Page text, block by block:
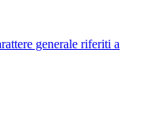
generale riferiti a